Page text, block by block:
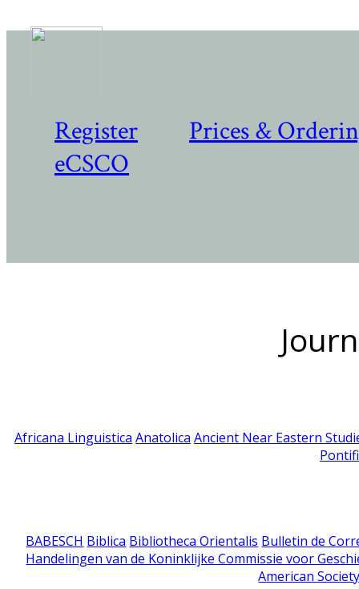
Register
Prices &
eCSCO
Africana Linguistica Anatolica Ancient Near Eastern
BABESCH Biblica Bibliotheca Orientalis Bulletin de
Handelingen van de Koninklijke Commissie voor
American